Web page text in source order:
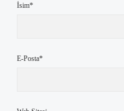
İsim*
E-Posta*